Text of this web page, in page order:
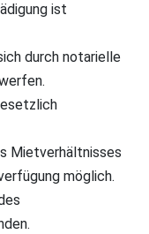
ist
durch notarielle
Mietverhältnisses
möglich.